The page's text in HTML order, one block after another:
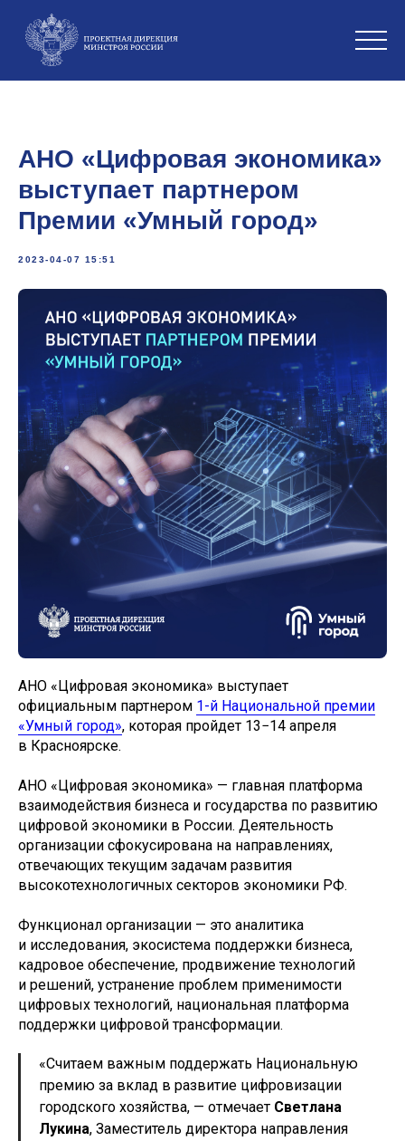
АНО «Цифровая экономика»
выступает партнером
Премии «Умный город»
2023-04-07 15:51
АНО «Цифровая экономика» выступает
официальным партнером 1-й Национальной премии
«Умный город», которая пройдет 13−14 апреля
в Красноярске.
АНО «Цифровая экономика» — главная платформа
взаимодействия бизнеса и государства по развитию
цифровой экономики в России. Деятельность
организации сфокусирована на направлениях,
отвечающих текущим задачам развития
высокотехнологичных секторов экономики РФ.
Функционал организации — это аналитика
и исследования, экосистема поддержки бизнеса,
кадровое обеспечение, продвижение технологий
и решений, устранение проблем применимости
цифровых технологий, национальная платформа
поддержки цифровой трансформации.
«Считаем важным поддержать Национальную
премию за вклад в развитие цифровизации
городского хозяйства, — отмечает Светлана
Лукина, Заместитель директора направления